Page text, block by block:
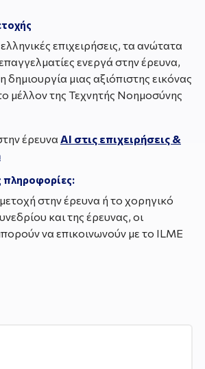
επιχειρήσεις, τα ανώτατα
ενεργά στην έρευνα,
μιας αξιόπιστης εικόνας
μέλλον της Τεχνητής Νοημοσύνης
έρευνα AI στις επιχειρήσεις &
πληροφορίες:
στην έρευνα ή το χορηγικό
και της έρευνας, οι
να επικοινωνούν με το ILME